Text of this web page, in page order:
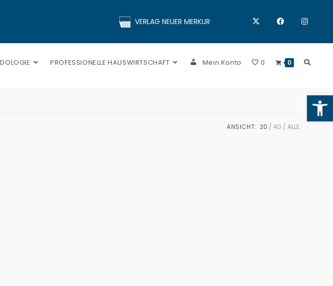
VERLAG NEUER MERKUR
PROFESSIONELLE HAUSWIRTSCHAFT Mein Konto 0 0
ANSICHT: 20 40 ALLE